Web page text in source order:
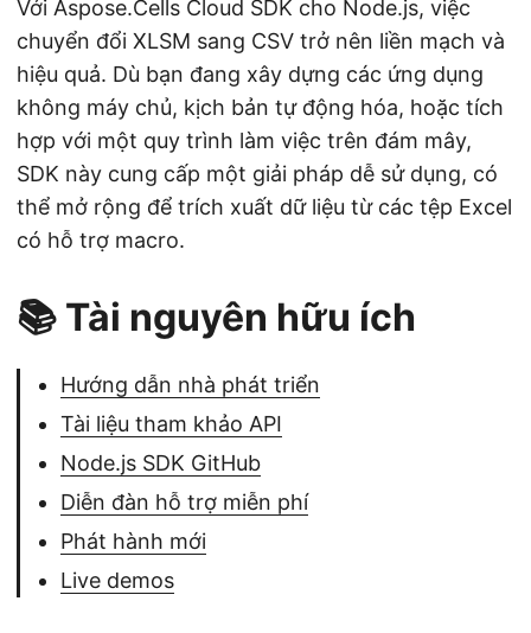
Với Aspose.Cells Cloud SDK cho Node.js, việc
chuyển đổi XLSM sang CSV trở nên liền mạch và
hiệu quả. Dù bạn đang xây dựng các ứng dụng
không máy chủ, kịch bản tự động hóa, hoặc tích
hợp với một quy trình làm việc trên đám mây,
SDK này cung cấp một giải pháp dễ sử dụng, có
thể mở rộng để trích xuất dữ liệu từ các tệp Excel
có hỗ trợ macro.
📚 Tài nguyên hữu ích
Hướng dẫn nhà phát triển
Tài liệu tham khảo API
Node.js SDK GitHub
Diễn đàn hỗ trợ miễn phí
Phát hành mới
Live demos